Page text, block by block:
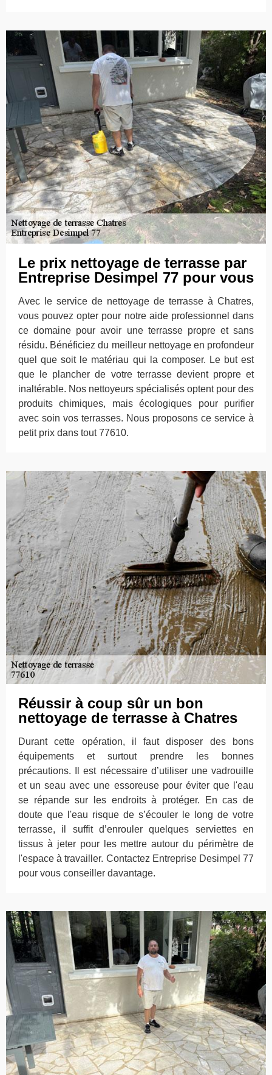
Le prix nettoyage de terrasse par
Entreprise Desimpel 77 pour vous
Avec le service de nettoyage de terrasse à Chatres,
vous pouvez opter pour notre aide professionnel dans
ce domaine pour avoir une terrasse propre et sans
résidu. Bénéficiez du meilleur nettoyage en profondeur
quel que soit le matériau qui la composer. Le but est
que le plancher de votre terrasse devient propre et
inaltérable. Nos nettoyeurs spécialisés optent pour des
produits chimiques, mais écologiques pour purifier
avec soin vos terrasses. Nous proposons ce service à
petit prix dans tout 77610.
Réussir à coup sûr un bon
nettoyage de terrasse à Chatres
Durant cette opération, il faut disposer des bons
équipements et surtout prendre les bonnes
précautions. Il est nécessaire d’utiliser une vadrouille
et un seau avec une essoreuse pour éviter que l'eau
se répande sur les endroits à protéger. En cas de
doute que l'eau risque de s’écouler le long de votre
terrasse, il suffit d’enrouler quelques serviettes en
tissus à jeter pour les mettre autour du périmètre de
l'espace à travailler. Contactez Entreprise Desimpel 77
pour vous conseiller davantage.